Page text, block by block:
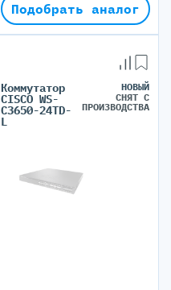
Подобрать аналог
Коммутатор
CISCO WS-
C3650-24TD-
L
НОВЫЙ
СНЯТ С
ПРОИЗВОДСТВА